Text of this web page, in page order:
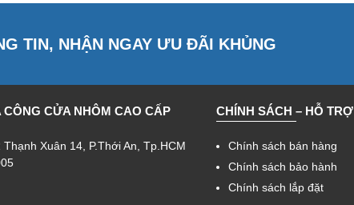
TIN, NHẬN NGAY ƯU ĐÃI KHỦNG
CÔNG CỬA NHÔM CAO CẤP
Xuân 14, P.Thới An, Tp.HCM
CHÍNH SÁCH – HỖ TRỢ
Chính sách bán hàng
Chính sách bảo hành
Chính sách lắp đặt